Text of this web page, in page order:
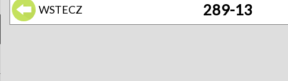
WSTECZ 289-13